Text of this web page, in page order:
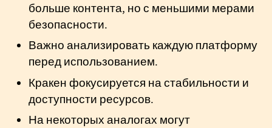
больше контента, но с меньшими мерами
безопасности.
Важно анализировать каждую платформу
перед использованием.
Кракен фокусируется на стабильности и
доступности ресурсов.
На некоторых аналогах могут